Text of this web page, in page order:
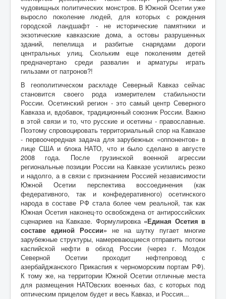
чудовищных политических монстров. В Южной Осетии уже
выросло поколение людей, для которых с рождения
городской ландшафт - не исторические памятники и
экзотические кавказские дома, а остовы разрушенных
зданий, пепелища и разбитые снарядами дороги
центральных улиц. Скольким еще поколениям детей
предначертано среди развалин и арматуры играть
гильзами от патронов?!
В геополитическом раскладе Северный Кавказ сейчас
становится своего рода измерителем стабильности
России. Осетинский регион - это самый центр Северного
Кавказа и, вдобавок, традиционный союзник России. Важно
в этой связи и то, что русские и осетины - православные.
Поэтому спровоцировать территориальный спор на Кавказе
- первоочередная задача для зарубежных «оппонентов» в
лице США и блока НАТО, что и было сделано в августе
2008 года. После грузинской военной агрессии
региональные позиции России на Кавказе усилились резко
и надолго, а в связи с признанием Россией независимости
Южной Осетии перспектива воссоединения (как
федеративного, так и конфедеративного) осетинского
народа в составе РФ стала более чем реальной, так как
Южная Осетия наконец-то освобождена от антироссийских
сценариев на Кавказе. Формулировка «Единая Осетия в
составе единой России» не на шутку пугает многие
зарубежные структуры, намеревающиеся отправить потоки
каспийской нефти в обход России (через г. Моздок
Северной Осетии проходит нефтепровод с
азербайджанского Прикаспия к черноморским портам РФ).
К тому же, на территории Южной Осетии отличные места
для размещения НАТОвских военных баз, с которых под
оптическим прицелом будет и весь Кавказ, и Россия...